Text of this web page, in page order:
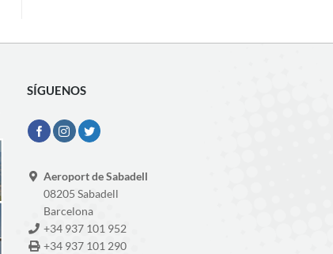
SÍGUENOS
Aeroport de Sabadell
08205 Sabadell
Barcelona
+34 937 101 952
+34 937 101 290